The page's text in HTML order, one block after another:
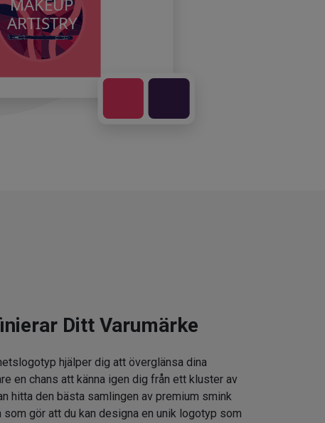
Ditt Varumärke
hjälper dig att överglänsa dina
en chans att känna igen dig från ett kluster av
hitta den bästa samlingen av premium smink
gör att du kan designa en unik logotyp som